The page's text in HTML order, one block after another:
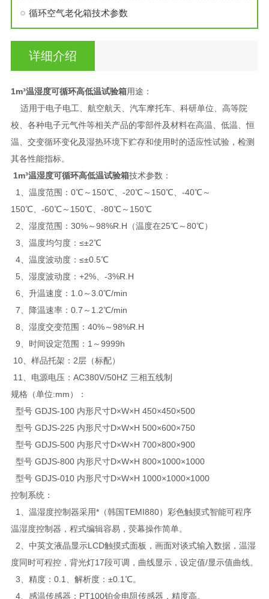
循环空气老化箱技术参数
详细介绍
1m³温湿度可循环高低温试验箱用途：
适用于电子电工、航空航天、汽车摩托车、科研单位、高等院
校、各种电子元气件等相关产品的零部件及材料在高温、低温、恒
温、交变循环变化及湿热环境下贮存和使用时的适应性试验，检测
其各性能指标。
1m³温湿度可循环高低温试验箱技术参数：
1、温度范围：0℃～150℃、-20℃～150℃、-40℃～
150℃、-60℃～150℃、-80℃～150℃
2、湿度范围：30%～98%R.H（温度在25℃～80℃）
3、温度均匀度：≤±2℃
4、温度波动度：≤±0.5℃
5、湿度波动度：+2%、-3%R.H
6、升温速度：1.0～3.0℃/min
7、降温速率：0.7～1.2℃/min
8、湿度交变范围：40%～98%R.H
9、时间设定范围：1～9999h
10、样品托架：2层（标配）
11、电源电压：AC380V/50HZ 三相五线制
规格（单位:mm）：
型号 GDJS-100 内形尺寸D×W×H 450×450×500
型号 GDJS-225 内形尺寸D×W×H 500×600×750
型号 GDJS-500 内形尺寸D×W×H 700×800×900
型号 GDJS-800 内形尺寸D×W×H 800×1000×1000
型号 GDJS-010 内形尺寸D×W×H 1000×1000×1000
控制系统：
1、温湿度控制器采用*（韩国TEMI880）彩色触摸式智能可程序
温湿度控制器，程式编辑容易，荧幕操作简单。
2、中英文液晶显示LCD触摸式面板，画面对谈式输入数据，温湿
度同时可程控，背光灯17段可调，曲线显示，设定值/显示值曲线。
3、精度：0.1、解析度：±0.1℃。
4、感温传感器：PT100铂金电阻传感器，精度高。